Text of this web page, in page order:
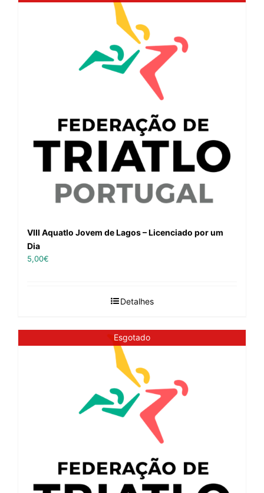
VIII Aquatlo Jovem de Lagos – Licenciado por um
Dia
5,00€
Detalhes
Esgotado